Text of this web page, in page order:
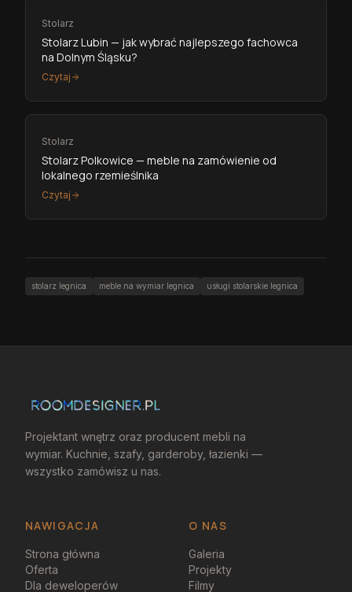
Stolarz
Stolarz Lubin — jak wybrać najlepszego fachowca
na Dolnym Śląsku?
Czytaj
Stolarz
Stolarz Polkowice — meble na zamówienie od
lokalnego rzemieślnika
Czytaj
stolarz legnica meble na wymiar legnica usługi stolarskie legnica
Projektant wnętrz oraz producent mebli na
wymiar. Kuchnie, szafy, garderoby, łazienki —
wszystko zamówisz u nas.
NAWIGACJA O NAS
Strona główna
Oferta
Dla deweloperów
Galeria
Projekty
Filmy